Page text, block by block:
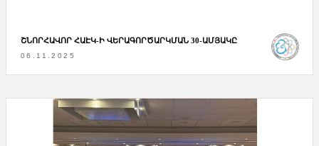
ՇՆՈՐՀԱՎՈՐ ՀԱԷԿ-Ի ՎԵՐԱԳՈՐԾԱՐԿՄԱՆ 30-ԱՄՅԱԿԸ
06.11.2025